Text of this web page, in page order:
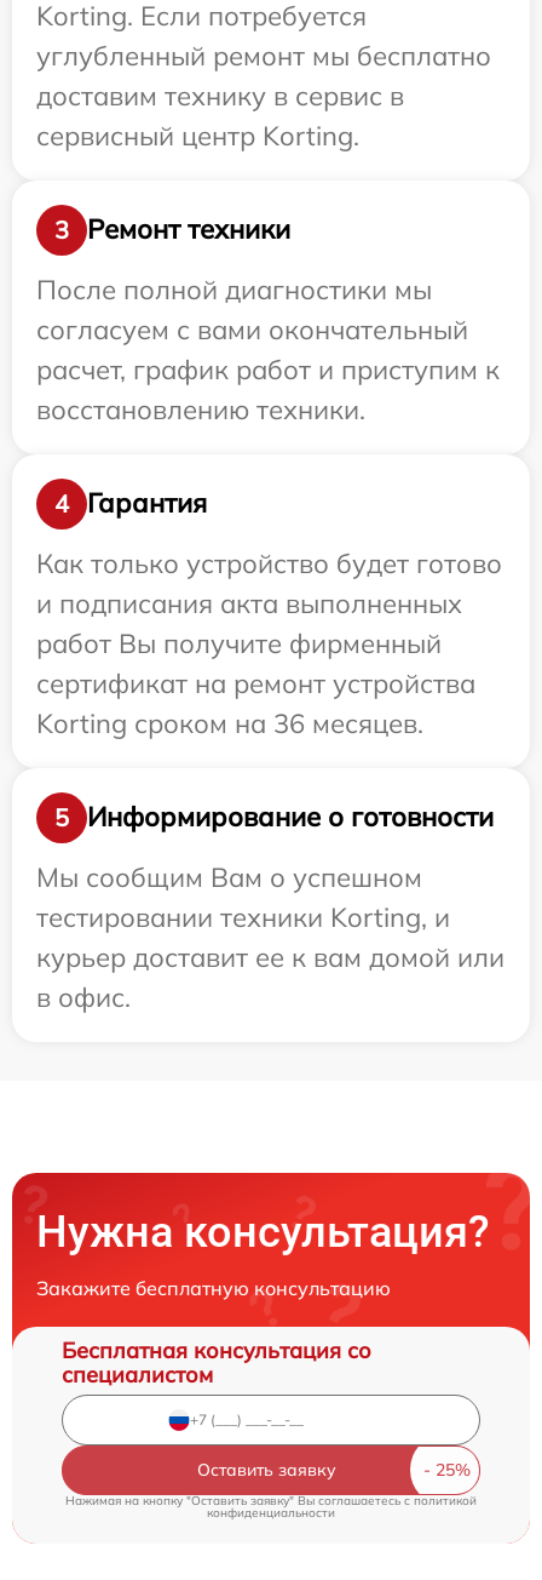
Korting. Если потребуется
углубленный ремонт мы бесплатно
доставим технику в сервис в
сервисный центр Korting.
3
Ремонт техники
После полной диагностики мы
согласуем с вами окончательный
расчет, график работ и приступим к
восстановлению техники.
4
Гарантия
Как только устройство будет готово
и подписания акта выполненных
работ Вы получите фирменный
сертификат на ремонт устройства
Korting сроком на 36 месяцев.
5
Информирование о готовности
Мы сообщим Вам о успешном
тестировании техники Korting, и
курьер доставит ее к вам домой или
в офис.
Нужна консультация?
Закажите бесплатную консультацию
Бесплатная консультация со
специалистом
Оставить заявку
Нажимая на кнопку "Оставить заявку" Вы соглашаетесь cполитикой
конфиденциальности